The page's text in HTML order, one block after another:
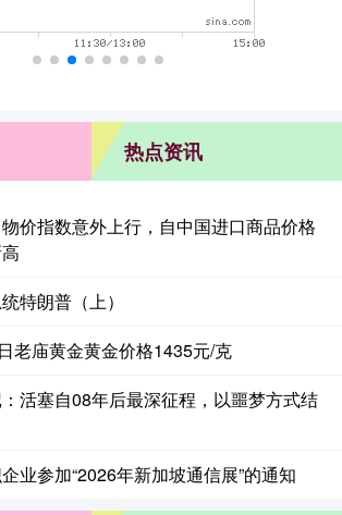
热点资讯
价指数意外上行，自中国进口商品价格
特朗普（上）
老庙黄金黄金价格1435元/克
活塞自08年后最深征程，以噩梦方式结
业参加“2026年新加坡通信展”的通知